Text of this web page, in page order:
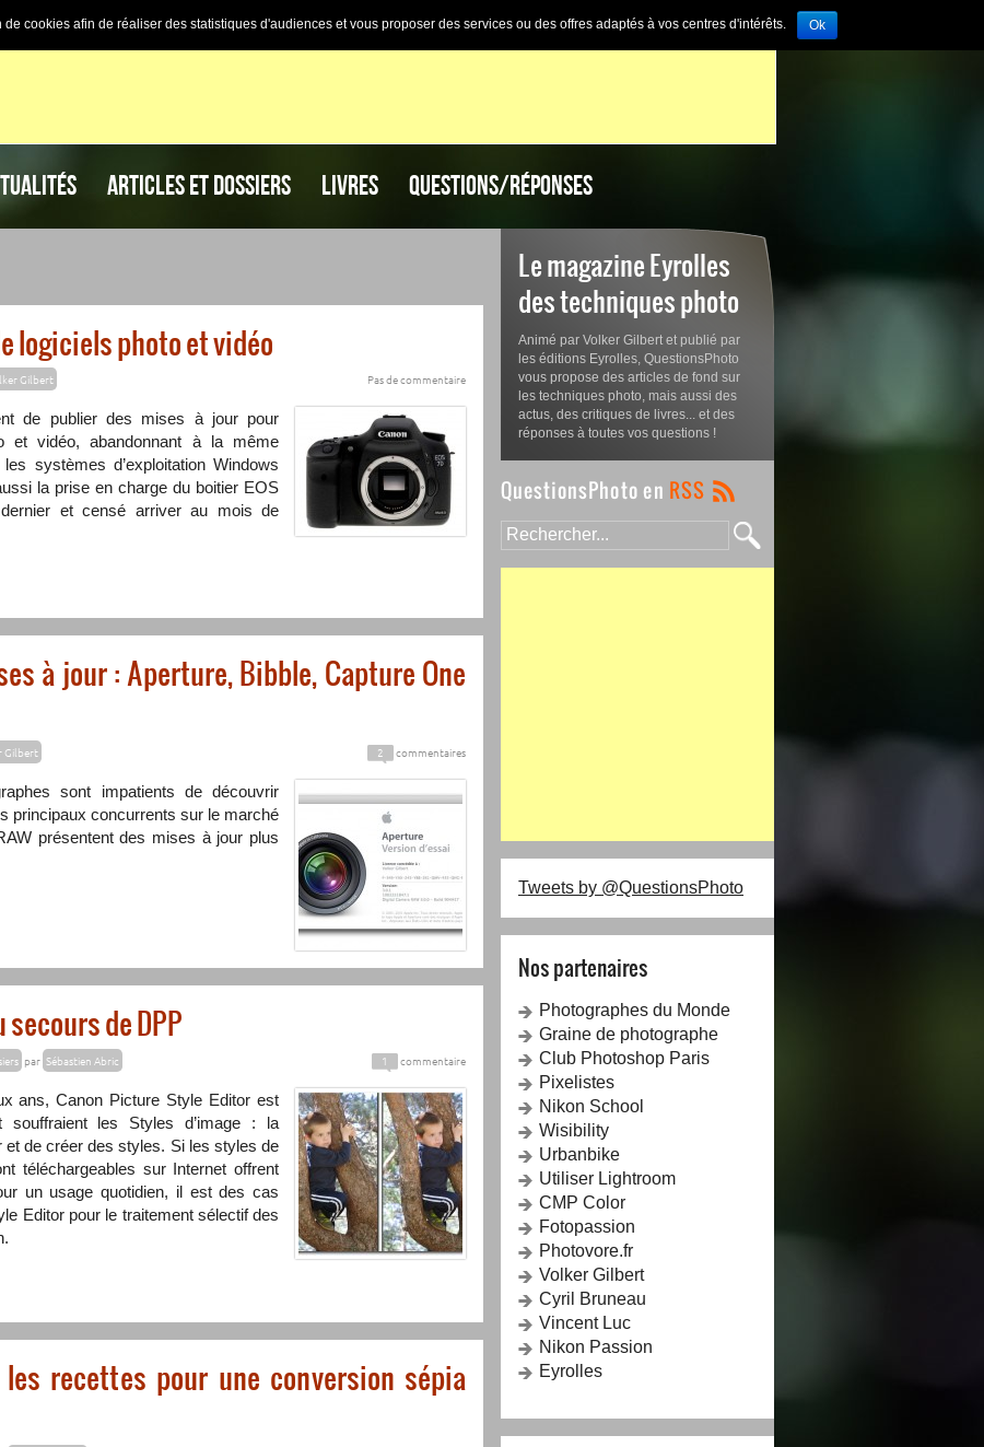
ARTICLES ET DOSSIERS LIVRES QUESTIONS/RÉPONSES
logiciels photo et vidéo
Gilbert Pas de commentaire
de publier des mises à jour pour
et vidéo, abandonnant à la même
systèmes d’exploitation Windows
la prise en charge du boitier EOS
et censé arriver au mois de
à jour : Aperture, Bibble, Capture One
Gilbert 2 commentaires
sont impatients de découvrir
principaux concurrents sur le marché
présentent des mises à jour plus
de DPP
par Sébastien Abric 1 commentaire
ans, Canon Picture Style Editor est
les Styles d’image : la
et de créer des styles. Si les styles de
téléchargeables sur Internet offrent
un usage quotidien, il est des cas
Editor pour le traitement sélectif des
recettes pour une conversion sépia
Le magazine Eyrolles
des techniques photo
Animé par Volker Gilbert et publié par
les éditions Eyrolles, QuestionsPhoto
vous propose des articles de fond sur
les techniques photo, mais aussi des
actus, des critiques de livres... et des
réponses à toutes vos questions !
Tweets by @QuestionsPhoto
Nos partenaires
Photographes du Monde
Graine de photographe
Club Photoshop Paris
Pixelistes
Nikon School
Wisibility
Urbanbike
Utiliser Lightroom
CMP Color
Fotopassion
Photovore.fr
Volker Gilbert
Cyril Bruneau
Vincent Luc
Nikon Passion
Eyrolles
cookies afin de réaliser des statistiques d'audiences et vous proposer des services ou des offres adaptés à vos centres d'intérêts. Ok